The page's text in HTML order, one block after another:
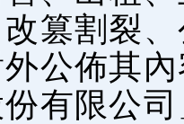
篡割裂
公佈其
有限公